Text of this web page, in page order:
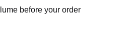
before your order